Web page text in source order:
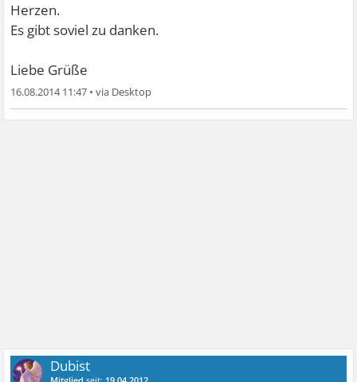
Herzen.
Es gibt soviel zu danken.
Liebe Grüße
16.08.2014 11:47 •
Dubist